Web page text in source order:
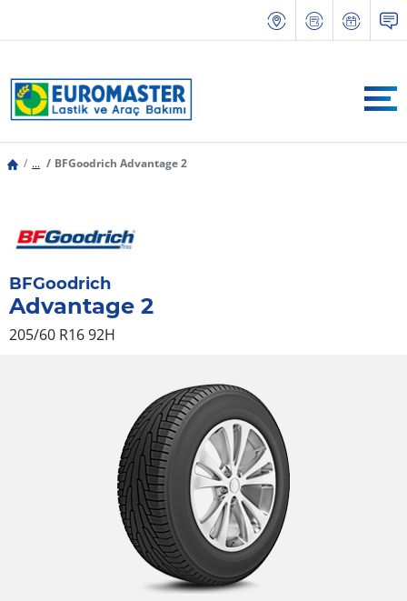
... BFGoodrich Advantage 2
BFGoodrich
Advantage 2
205/60 R16 92H